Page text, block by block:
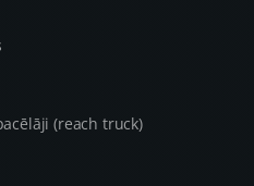
(reach truck)